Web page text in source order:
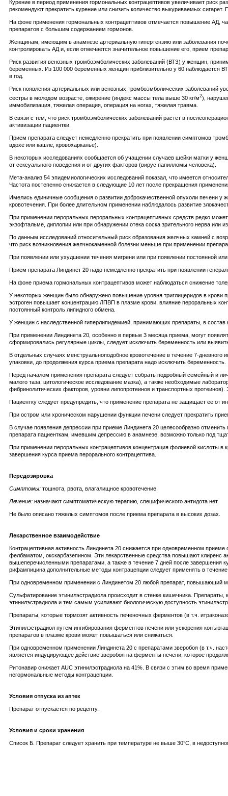
Курение в период применения гормональных контрацептивов увеличивает риск
рекомендуют прекратить курение или снизить количество выкуриваемых
На фоне применения гормональных контрацептивов отмечается повышение
препаратов с большим содержанием гормонов.
Женщинам, имеющим в анамнезе артериальную гипертензию или заболевания
контролировать АД и, если отмечается значительное повышение его, прием
Риск развития венозных тромбоэмболических заболеваний (ВТЗ) у женщин,
беременных. Из 100 000 беременных женщин приблизительно у 60 наблюдается
в год.
Риск появления артериальных или венозных тромбоэмболических заболеваний
сестры в молодом возрасте, ожирение (индекс массы тела выше 30 кг/м2),
иммобилизация, тяжелая операция, операция на ногах, тяжелая травма.
В связи с тем, что риск тромбоэмболических заболеваний растет в
активизации пациентки.
Прием препарата следует немедленно прекратить при появлении симптомов
вдохе или кашле, кровохарканье).
В некоторых исследованиях сообщается об учащении случаев шейки матки у
от сексуального поведения и от других факторов (вирус папилломы человека).
Мета-анализ 54 эпидемиологических исследований показал, что имеется
Частота постепенно снижается в следующие 10 лет после прекращения
Имелись единичные сообщения о развитии доброкачественной опухоли печени
кровотечения. При более длительном применении наблюдалось развитие
При применении пероральных пероральных контрацептивных средств редко
экзофтальме, диплопии или при обнаружении отека соска зрительного нерва или
По данным исследований относительный риск образования желчных камней с
что риск возникновения желчнокаменной болезни меньше при применении
При появлении или ухудшении течения мигрени или при появлении постоянной
Прием препарата Линдинет 20 надо немедленно прекратить при появлении
На фоне приема гормональных контрацептивов может наблюдаться снижение
У некоторых женщин было обнаружено повышение уровня триглицеридов в крови
эстроген повышает концентрацию ЛПВП в плазме крови, влияние пероральных
постоянный контроль липидного обмена.
У женщин с наследственной гиперлипидемией, принимающих препараты, в состав
При применении Линдинета 20, особенно в первые 3 месяца приема, могут
сформировались регулярные циклы, следует исключить беременность или
В отдельных случаях менструальноподобное кровотечение в течение 7-
упаковки, до продолжения курса приема препарата надо исключить беременность.
Перед началом применения препарата следует собрать подробный семейный и
малого таза, цитологическое исследование мазка), а также необходимые
фибринолитических факторов, уровни липопротеинов и транспортных
Пациентку следует предупредить, что применение препарата не защищает ее
При остром или хроническом нарушении функции печени следует прекратить
В случае появления депрессии при приеме Линдинета 20 целесообразно
препарата пациенткам, имевшим депрессию в анамнезе, возможно только под
При применении пероральных контрацептивов концентрация фолиевой кислоты в
завершения курса приема перорального контрацептива.
Передозировка
Симптомы: тошнота, рвота, влагалищное кровотечение.
Лечение: назначают симптоматическую терапию, специфического антидота нет.
Не было описано тяжелых симптомов после приема препарата в высоких дозах.
Лекарственное взаимодействие
Контрацептивная активность Линдинета 20 снижается при одновременном
фелбаматом, окскарбазепином. Эти лекарственные средства повышают клиренс
вышеперечисленными препаратами, а также в течение 7 дней после завершения
рифампицина дополнительные методы контрацепции следует применять в
При одновременном применении с Линдинетом 20 любой препарат, повышающий
Сульфатирование этинилэстрадиола происходит в стенке кишечника.
этинилэстрадиола и тем самым усиливают биологическую доступность
Препараты, которые тормозят активность печеночных ферментов (в т.ч.
Этинилэстрадиол путем ингибирования ферментов печени или ускорения
препаратов в плазме крови может повышаться или снижаться.
При одновременном применении Линдинета 20 с препаратами зверобоя (в т.ч.
является индуцирующее действие зверобоя на ферменты печени, которое
Ритонавир снижает AUC этинилэстрадиола на 41%. В связи с этим во время
негормональные методы контрацепции.
Условия отпуска из аптек
Препарат отпускается по рецепту.
Условия и сроки хранения
Список Б. Препарат следует хранить при температуре не выше 30°С, в